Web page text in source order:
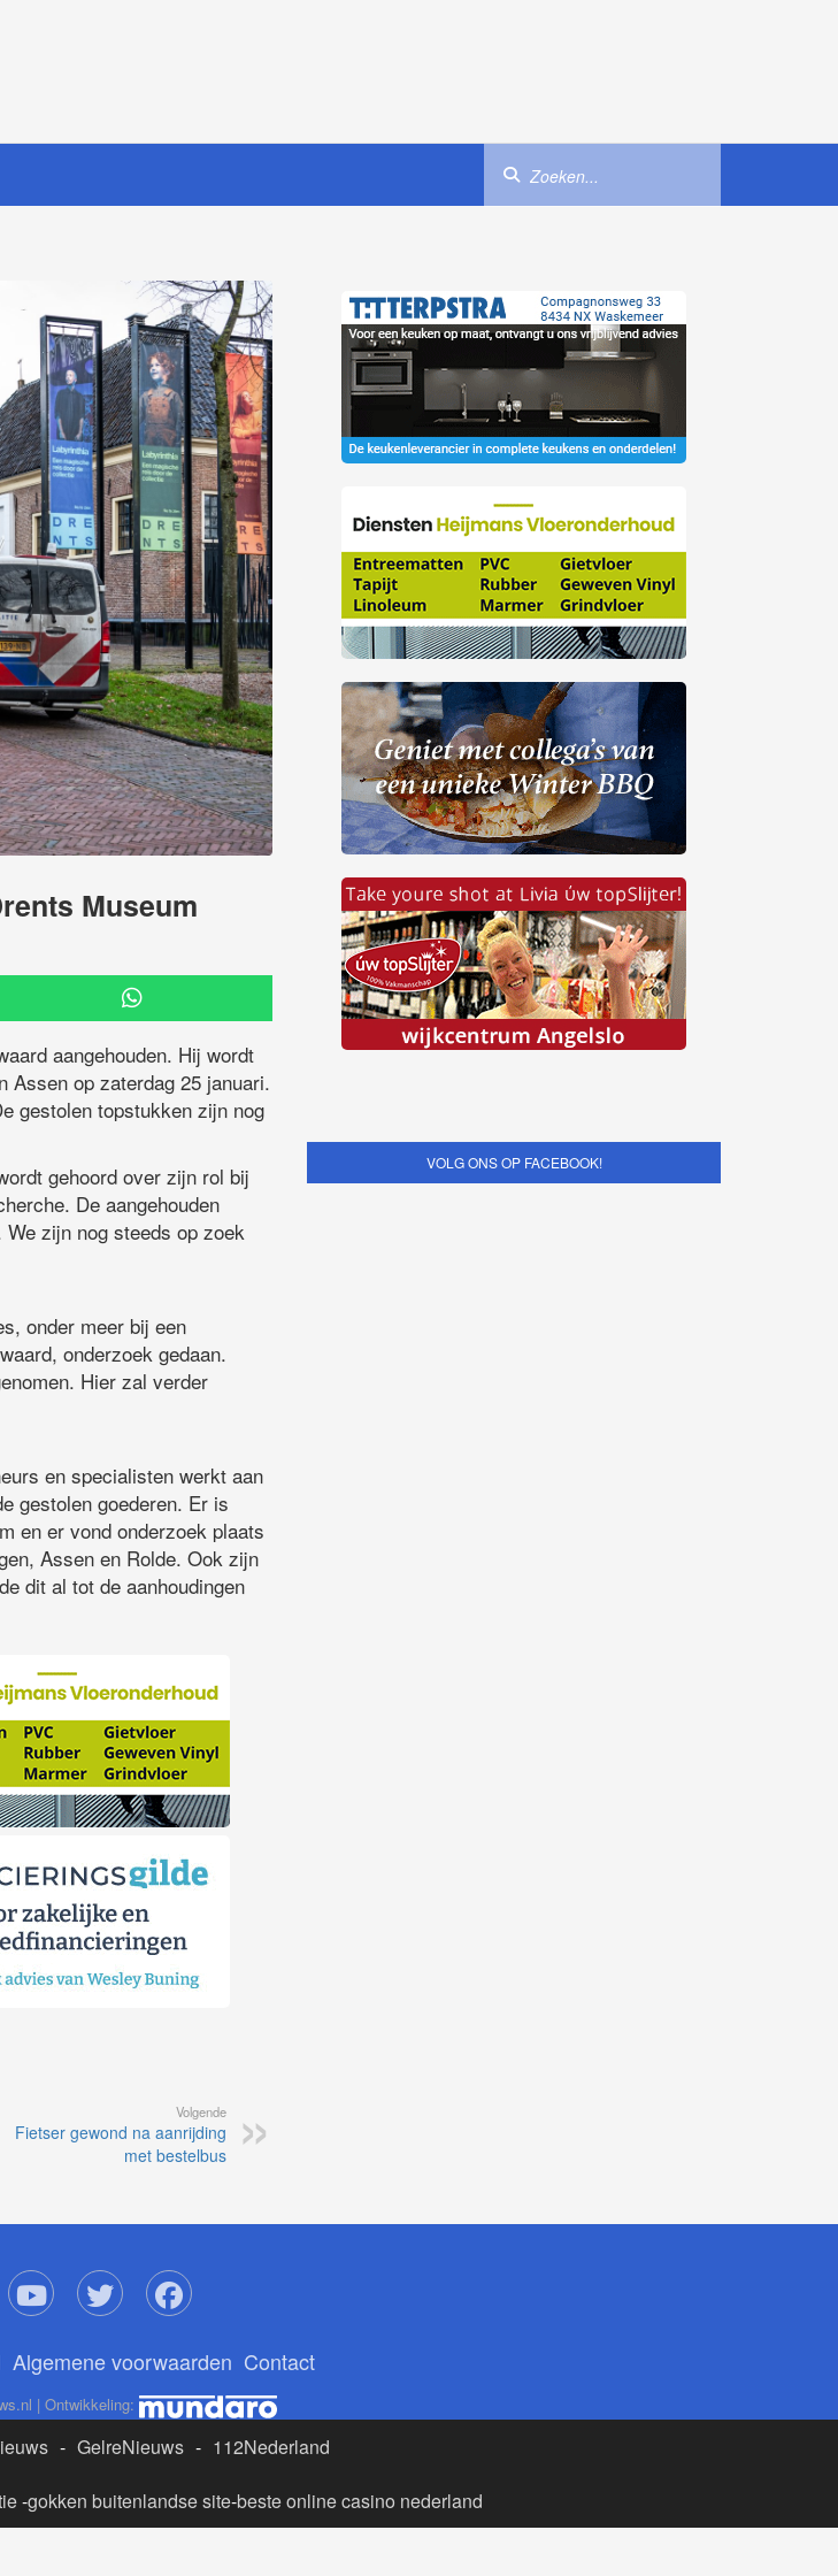
Museum
aangehouden. Hij wordt
Assen op zaterdag 25 januari.
gestolen topstukken zijn nog
gehoord over zijn rol bij
De aangehouden
zijn nog steeds op zoek
onder meer bij een
onderzoek gedaan.
Hier zal verder
en specialisten werkt aan
gestolen goederen. Er is
en er vond onderzoek plaats
Assen en Rolde. Ook zijn
dit al tot de aanhoudingen
Volgende
Fietser gewond na aanrijding
met bestelbus
VOLG ONS OP FACEBOOK!
Algemene voorwaarden Contact
| Ontwikkeling:
- GelreNieuws - 112Nederland
-gokken buitenlandse site-beste online casino nederland